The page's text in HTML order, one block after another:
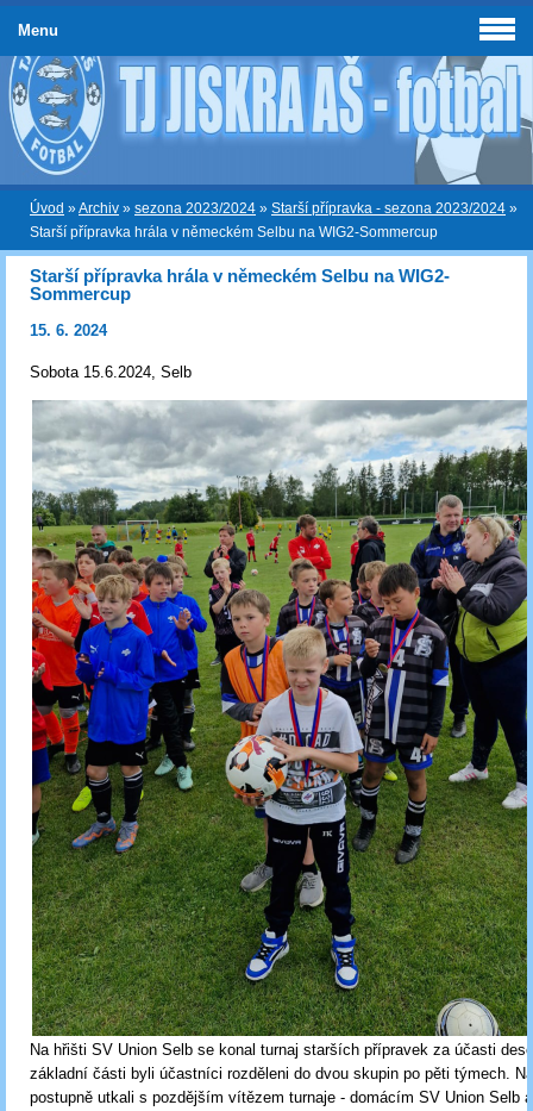
Úvod »Archiv » sezona 2023/2024 » Starší přípravka - sezona 2023/2024 »
Starší přípravka hrála v německém Selbu na WIG2-Sommercup
Starší přípravka hrála v německém Selbu na WIG2-
Sommercup
15. 6. 2024
Sobota 15.6.2024, Selb
Na hřišti SV Union Selb se konal turnaj starších přípravek za účasti
základní části byli účastníci rozděleni do dvou skupin po pěti týmech.
postupně utkali s pozdějším vítězem turnaje - domácím SV Union Selb
Menu